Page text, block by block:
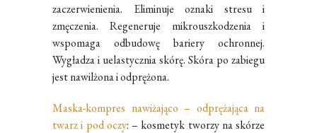
zaczerwienienia. Eliminuje oznaki stresu i
zmęczenia. Regeneruje mikrouszkodzenia i
wspomaga odbudowę bariery ochronnej.
Wygładza i uelastycznia skórę. Skóra po zabiegu
jest nawilżona i odprężona.
Maska-kompres nawiżająco – odprężająca na
twarz i pod oczy: – kosmetyk tworzy na skórze